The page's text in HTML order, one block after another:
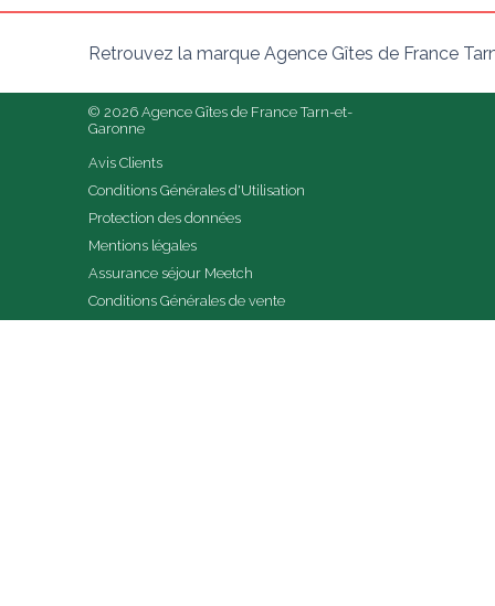
Retrouvez la marque Agence Gîtes de France
© 2026 Agence Gîtes de France Tarn-et-
Garonne
Avis Clients
Conditions Générales d'Utilisation
Protection des données
Mentions légales
Assurance séjour Meetch
Conditions Générales de vente